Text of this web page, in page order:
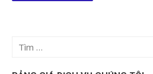
Tìm